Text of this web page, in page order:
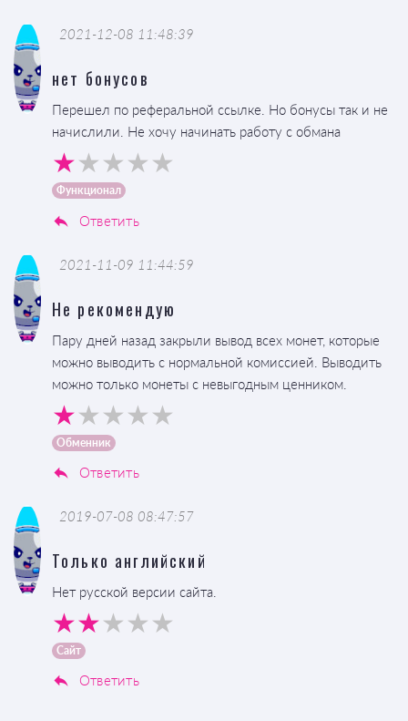
2021-12-08 11:48:39
нет бонусов
Перешел по реферальной ссылке. Но бонусы так и не
начислили. Не хочу начинать работу с обмана
Функционал
Ответить
2021-11-09 11:44:59
Не рекомендую
Пару дней назад закрыли вывод всех монет, которые
можно выводить с нормальной комиссией. Выводить
можно только монеты с невыгодным ценником.
Обменник
Ответить
2019-07-08 08:47:57
Только английский
Нет русской версии сайта.
Сайт
Ответить